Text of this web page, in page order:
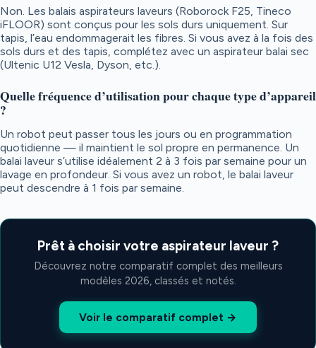
Non. Les balais aspirateurs laveurs (Roborock F25, Tineco
iFLOOR) sont conçus pour les sols durs uniquement. Sur
tapis, l’eau endommagerait les fibres. Si vous avez à la fois des
sols durs et des tapis, complétez avec un aspirateur balai sec
(Ultenic U12 Vesla, Dyson, etc.).
Quelle fréquence d’utilisation pour chaque type d’appareil
?
Un robot peut passer tous les jours ou en programmation
quotidienne — il maintient le sol propre en permanence. Un
balai laveur s’utilise idéalement 2 à 3 fois par semaine pour un
lavage en profondeur. Si vous avez un robot, le balai laveur
peut descendre à 1 fois par semaine.
Prêt à choisir votre aspirateur laveur ?
Découvrez notre comparatif complet des meilleurs
modèles 2026, classés et notés.
Voir le comparatif complet →